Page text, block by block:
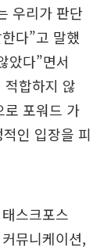
우리가 판단
다”고 말했
았다”면서
적합하지 않
로 포워드 가
인 입장을 피
스크포스
뮤니케이션,